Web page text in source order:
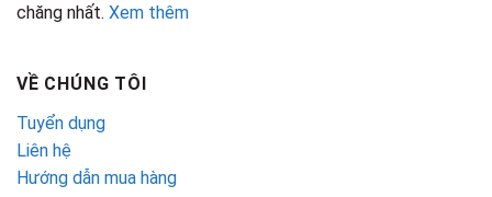
chăng nhất. Xem thêm
VỀ CHÚNG TÔI
Tuyển dụng
Liên hệ
Hướng dẫn mua hàng